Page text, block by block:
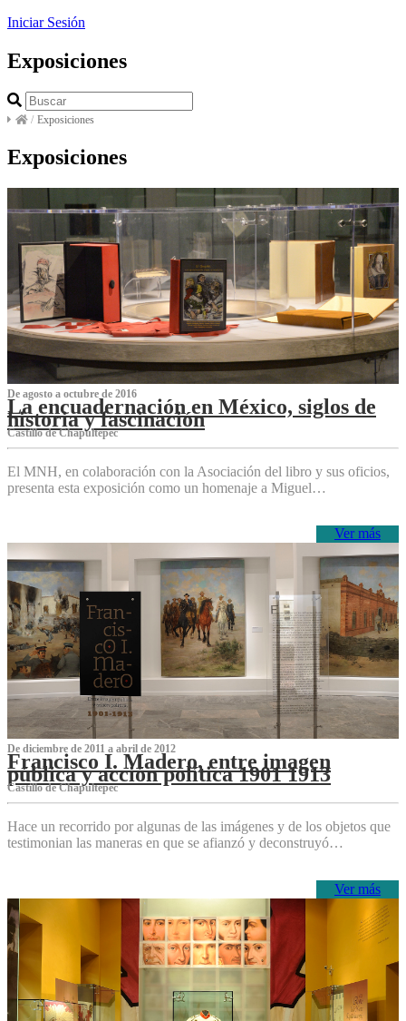
Iniciar Sesión
Exposiciones
/ Exposiciones
Exposiciones
De agosto a octubre de 2016
La encuadernación en México, siglos de
historia y fascinación
Castillo de Chapultepec
El MNH, en colaboración con la Asociación del libro y sus oficios,
presenta esta exposición como un homenaje a Miguel…
Ver más
De diciembre de 2011 a abril de 2012
Francisco I. Madero, entre imagen
pública y acción política 1901 1913
Castillo de Chapultepec
Hace un recorrido por algunas de las imágenes y de los objetos que
testimonian las maneras en que se afianzó y deconstruyó…
Ver más